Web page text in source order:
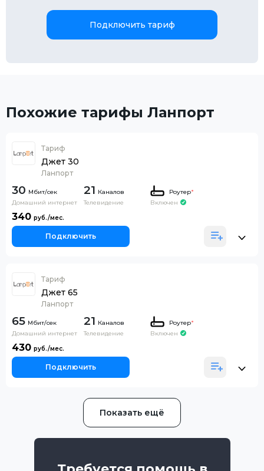
Подключить тариф
Похожие тарифы Ланпорт
Тариф
Джет 30
Ланпорт
30
Домашний интернет
21 Каналов
Телевидение
Роутер*
Включен
340
Подключить
Тариф
Джет 65
Ланпорт
65
Домашний интернет
21 Каналов
Телевидение
Роутер*
Включен
430
Подключить
Показать ещё